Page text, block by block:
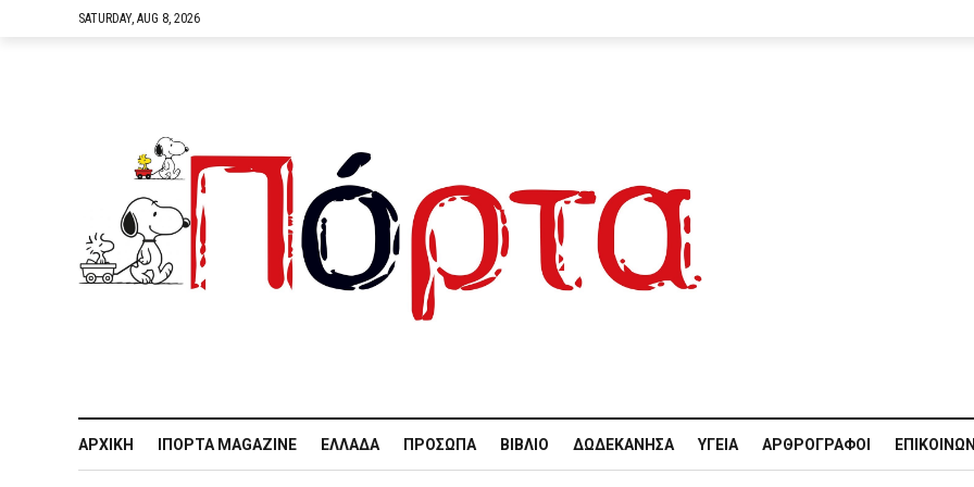
SATURDAY, AUG 8, 2026
ΑΡΧΙΚΉ IΠΌΡΤΑ MAGAZINE ΕΛΛΆΔΑ ΠΡΌΣΩΠΑ ΒΙΒΛΊΟ ΔΩΔΕΚΆΝΗΣΑ ΥΓΕΊΑ ΑΡΘΡΟΓΡΆΦΟΙ